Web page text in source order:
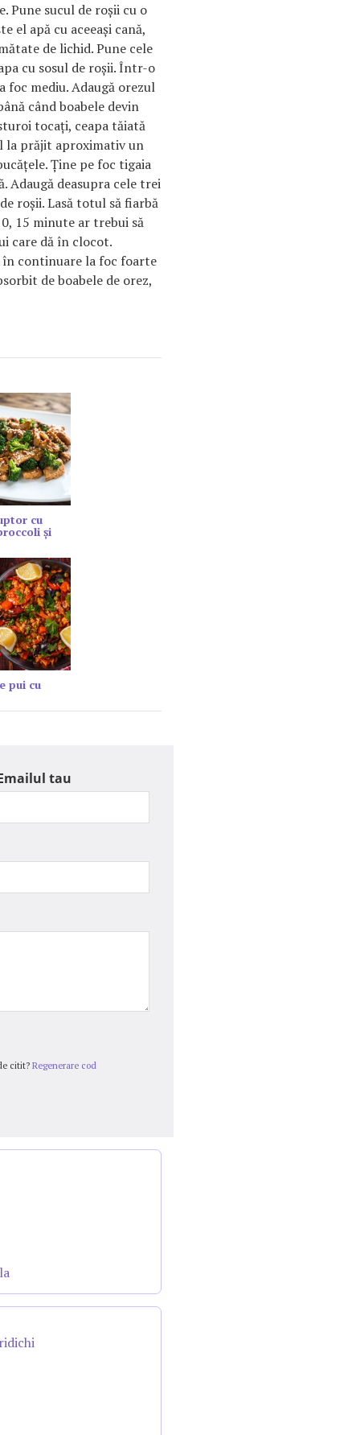
Pune sucul de roşii cu o
el apă cu aceeaşi cană,
de lichid. Pune cele
cu sosul de roşii. Într-o
foc mediu. Adaugă orezul
când boabele devin
tocaţi, ceapa tăiată
la prăjit aproximativ un
Ţine pe foc tigaia
Adaugă deasupra cele trei
roşii. Lasă totul să fiarbă
15 minute ar trebui să
care dă în clocot.
în continuare la foc foarte
de boabele de orez,
cu
și
pui cu
tau
citit? Regenerare cod